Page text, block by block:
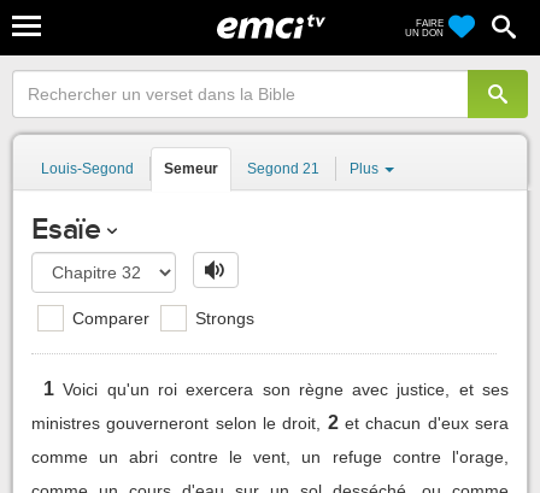
FAIRE
UN DON
Louis-Segond Semeur Segond 21 Plus
Esaïe
Comparer Strongs
1 Voici qu'un roi exercera son règne avec justice, et ses
ministres gouverneront selon le droit,
2 et chacun d'eux sera
comme un abri contre le vent, un refuge contre l'orage,